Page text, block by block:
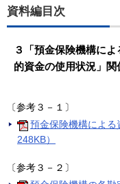
資料編目次
３「預金保険機構に
的資金の使用状況」関
〔参考３－１〕
預金保険機構による
248KB）
〔参考３－２〕